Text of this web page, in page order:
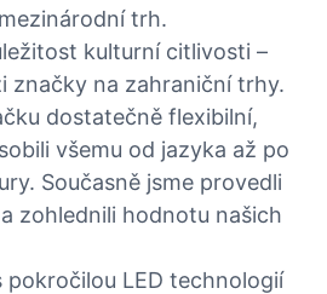
trh.
kulturní citlivosti –
značky na zahraniční trhy.
dostatečně flexibilní,
všemu od jazyka až po
Současně jsme provedli
zohlednili hodnotu našich
LED technologií